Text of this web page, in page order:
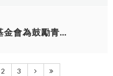
逕洽本案聯絡人林嫚
財團法人水源地文教基金會為鼓勵青年志工投入志願服務行列，於107年7月至8月期間辦理「2018青春仲夏愛服務-青年志工服務系列活動」，敬邀本校有意願學生報名參加...
2 3